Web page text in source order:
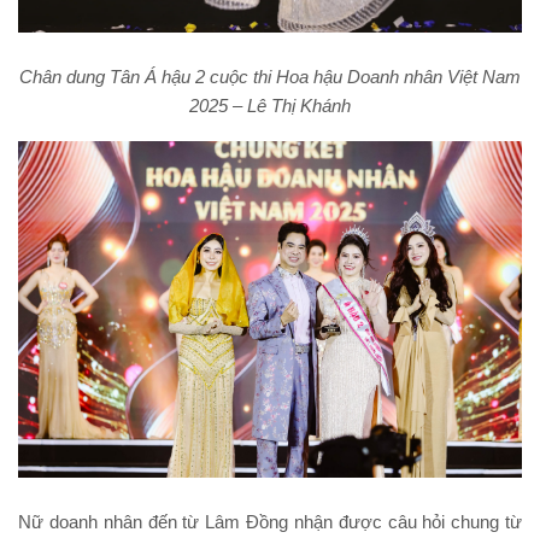
Chân dung Tân Á hậu 2 cuộc thi Hoa hậu Doanh nhân Việt Nam
2025 – Lê Thị Khánh
Nữ doanh nhân đến từ Lâm Đồng nhận được câu hỏi chung từ